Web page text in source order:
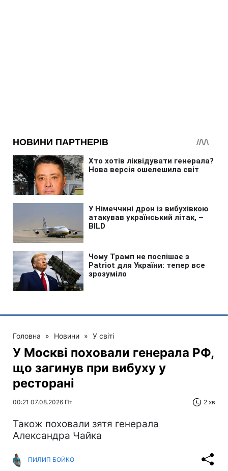
Головна » Новини » У світі
У Москві поховали генерала РФ,
що загинув при вибуху у
ресторані
00:21 07.08.2026 Пт 2 хв
Також поховали зятя генерала
Александра Чайка
ПИЛИП БОЙКО